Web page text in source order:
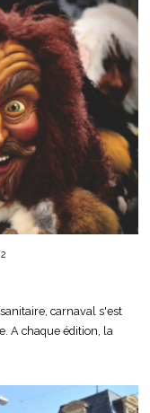
carnaval s'est
A chaque édition, la